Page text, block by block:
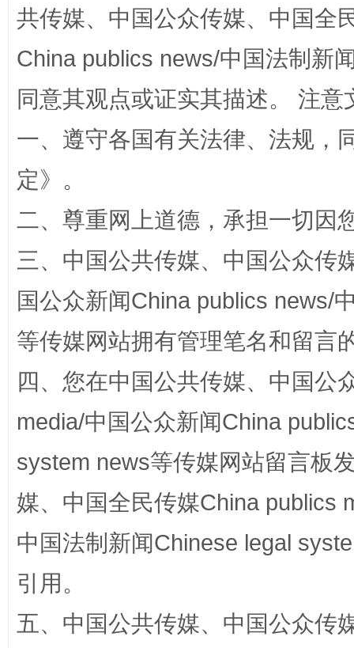
阿坝州三大球赛在茂县开幕 规模
国家大学科技园优化重塑工作
共传媒、中国公众传媒、中国全
China publics news/中国法制新
同意其观点或证实其描述。 注
一、遵守各国有关法律、法规，
定》。
二、尊重网上道德，承担一切因
三、中国公共传媒、中国公众传
国公众新闻China publics news/
等传媒网站拥有管理笔名和留言
四、您在中国公共传媒、中国公
media/中国公众新闻China
system news等传媒网站留言板
媒、中国全民传媒China publics
中国法制新闻Chinese legal
引用。
五、中国公共传媒、中国公众传